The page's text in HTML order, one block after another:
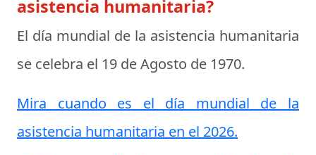
asistencia humanitaria?
El día mundial de la asistencia humanitaria
se celebra el 19 de Agosto de 1970.
Mira cuando es el día mundial de la
asistencia humanitaria en el 2026.